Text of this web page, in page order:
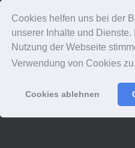
Cookies helfen uns bei der
unserer Inhalte und Dienste.
Nutzung der Webseite
Verwendung von Cookies zu.
Cookies ablehnen